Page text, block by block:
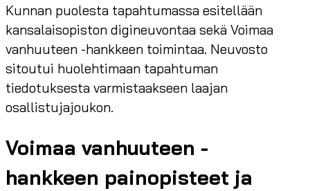
Kunnan puolesta tapahtumassa esitellään
kansalaisopiston digineuvontaa sekä Voimaa
vanhuuteen -hankkeen toimintaa. Neuvosto
sitoutui huolehtimaan tapahtuman
tiedotuksesta varmistaakseen laajan
osallistujajoukon.
Voimaa vanhuuteen -
hankkeen painopisteet ja